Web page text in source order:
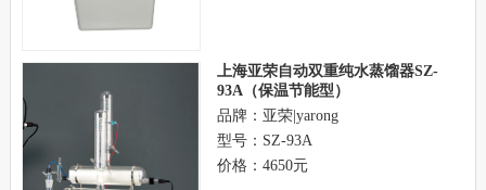
上海亚荣自动双重纯水蒸馏器SZ-
93A（保温节能型）
品牌：亚荣|yarong
型号：SZ-93A
价格：4650元